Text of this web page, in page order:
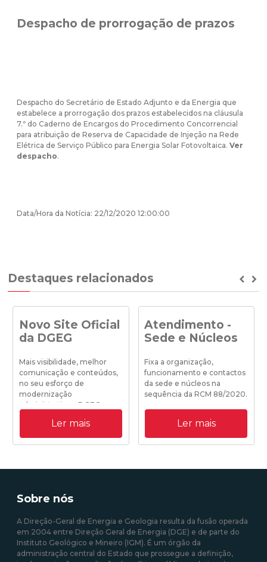
Despacho de prorrogação de prazos
Despacho do Secretário de Estado Adjunto e da Energia que
estabelece a prorrogação dos prazos estabelecidos na cláusula
7.ª do Caderno de Encargos do Procedimento Concorrencial
para atribuição de Reserva de Capacidade de Injeção na Rede
Elétrica de Serviço Público para Energia Solar Fotovoltaica.Ver
despacho.
Data/Hora da Notícia: 22/12/2020 12:00:00
Destaques relacionados
Novo Site Oficial
da DGEG
Mais visibilidade, melhor
comunicação e conteúdos,
no seu esforço de
modernização
administrativa a DGEG
institucional.
31/08/2020 09:00:00
Ler mais
Atendimento -
Sede e Núcleos
Fixa a organização,
funcionamento e contactos
da sede e núcleos na
sequência da RCM 88/2020.
19/10/2020 18:25:00
Ler mais
Sobre nós
A Direção-Geral de Energia e Geologia resulta da fusão operada
em 2004 entre Direção Geral de Energia (DGE) e de parte do
Instituto Geológico e Mineiro (IGM). É um órgão da
administração central do Estado que prossegue a definição,